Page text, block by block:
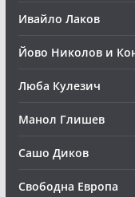
Ивайло Лаков
Йово Николов и
Люба Кулезич
Манол Глишев
Сашо Диков
Свободна Европа